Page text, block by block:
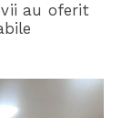
au oferit